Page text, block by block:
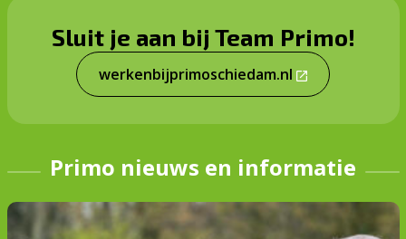
Sluit je aan bij Team Primo!
werkenbijprimoschiedam.nl
Primo nieuws en informatie